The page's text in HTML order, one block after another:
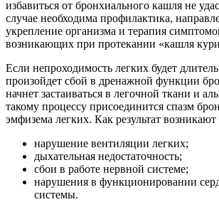
избавиться от бронхиального кашля не
случае необходима профилактика,
укрепление организма и терапия
возникающих при протекании «кашля
Если непроходимость легких будет
произойдет сбой в дренажной функции
начнет застаиваться в легочной ткани и
такому процессу присоединится спазм
эмфизема легких. Как результат возникают
нарушение вентиляции легких;
дыхательная недостаточность;
сбои в работе нервной системе;
нарушения в функционировании
системы.